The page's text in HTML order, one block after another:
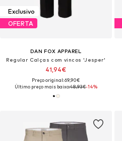
Exclusivo
OFERTA
DAN FOX APPAREL
Regular Calças com vincos 'Jesper'
41,94€
Preço original: 69,90€
Último preço mais baixo:48,93€-14%